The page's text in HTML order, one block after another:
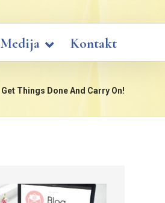
Kontakt
Get Things Done And Carry On!